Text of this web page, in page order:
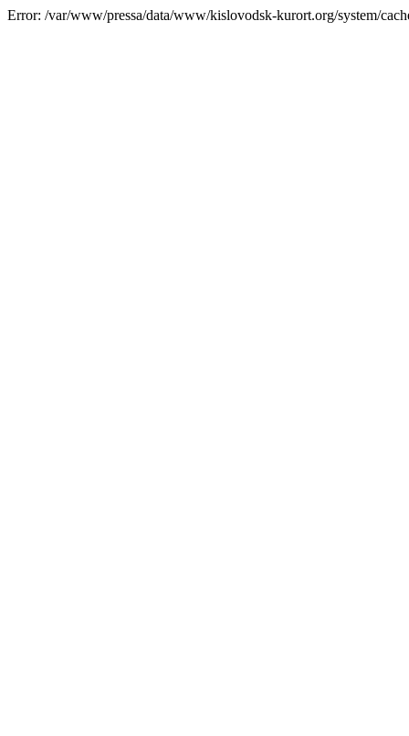
Error: /var/www/pressa/data/www/kislovodsk-kurort.org/system/